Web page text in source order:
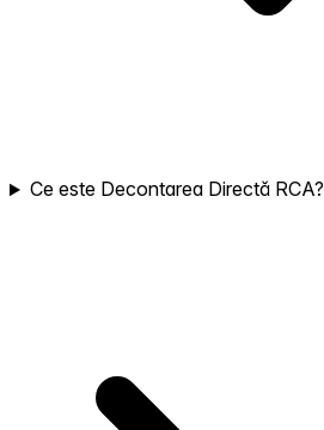
Ce este Decontarea Directă RCA?